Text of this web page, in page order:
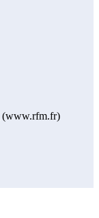
(www.rfm.fr)